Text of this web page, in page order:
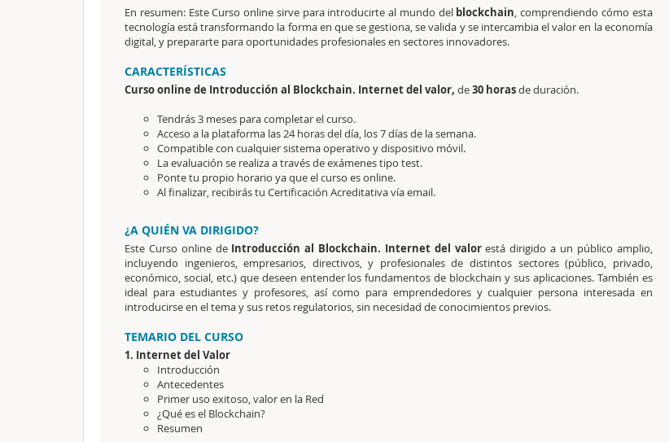
En resumen: Este Curso online sirve para introducirte al mundo delblockchain, comprendiendo cómo esta
tecnología está transformando la forma en que se gestiona, se valida y se intercambia el valor en la economía
digital, y prepararte para oportunidades profesionales en sectores innovadores.
CARACTERÍSTICAS
Curso online de Introducción al Blockchain. Internet del valor, de30 horasde duración.
Tendrás 3 meses para completar el curso.
Acceso a la plataforma las 24 horas del día, los 7 días de la semana.
Compatible con cualquier sistema operativo y dispositivo móvil.
La evaluación se realiza a través de exámenes tipo test.
Ponte tu propio horario ya que el curso es online.
Al finalizar, recibirás tu Certificación Acreditativavía email.
¿A QUIÉN VA DIRIGIDO?
Este Curso online de Introducción al Blockchain. Internet del valorestá dirigido a un público amplio,
incluyendo ingenieros, empresarios, directivos, y profesionales de distintos sectores (público, privado,
económico, social, etc.) que deseen entender los fundamentos de blockchain y sus aplicaciones. También es
ideal para estudiantes y profesores, así como para emprendedores y cualquier persona interesada en
introducirse en el tema y sus retos regulatorios, sin necesidad de conocimientos previos.
TEMARIO DEL CURSO
1. Internet del Valor
Introducción
Antecedentes
Primer uso exitoso, valor en la Red
¿Qué es el Blockchain?
Resumen